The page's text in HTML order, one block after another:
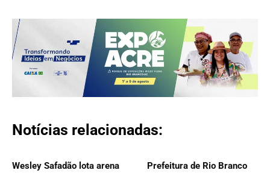
Notícias relacionadas:
Wesley Safadão lota arena
Prefeitura de Rio Branco